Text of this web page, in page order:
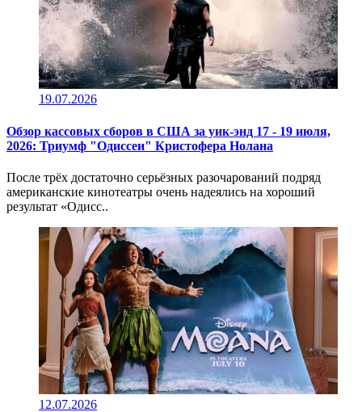
19.07.2026
Обзор кассовых сборов в США за уик-энд 17 - 19 июля,
2026: Триумф "Одиссеи" Кристофера Нолана
После трёх достаточно серьёзных разочарований подряд
американские кинотеатры очень надеялись на хороший
результат «Одисс..
12.07.2026